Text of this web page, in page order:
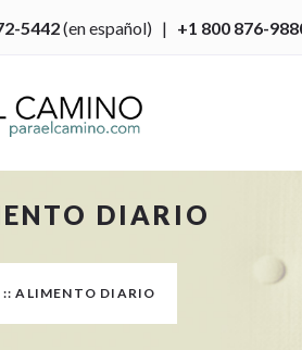
5442(en español) | +1 800 876-
DIARIO
:: ALIMENTO DIARIO